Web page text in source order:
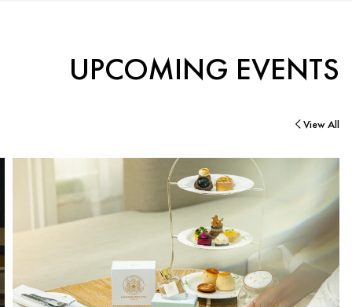
UPCOMING EVENTS
View All